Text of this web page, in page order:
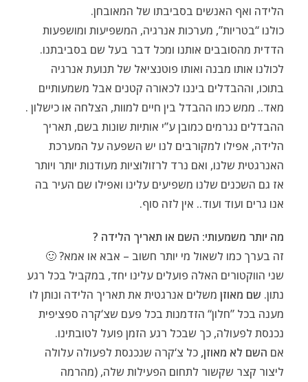
הלידה ואף האנשים בסביבתו של המאובחן.
כולנו “בטריות”, מערכות אנרגיה, המשפיעות ומושפעות
הדדית מהסובבים אותנו ומכל דבר בעל שם בסביבתנו.
לכולנו אותו מבנה ואותו פוטנציאל של תנועת אנרגיה
בתוכו, וההבדלים ביננו לכאורה קטנים אבל משמעותיים
מאד.. ממש כמו ההבדל בין חיים למוות, הצלחה או כישלון .
ההבדלים נגרמים כמובן ע”י אותיות שונות בשם, תאריך
הלידה, אפילו למקורבים לנו יש השפעה על המערכת
האנרגטית שלנו, ואם נרד לרזולוציות מעודנות יותר ויותר
אז גם השכנים שלנו משפיעים עלינו ואפילו שם העיר בה
אנו גרים ועוד ועוד.. אין לזה סוף.
מה יותר משמעותי: השם או תאריך הלידה ?
זה בערך כמו לשאול מי יותר חשוב – אבא או אמא? 🙂
שני הווקטורים האלה פועלים עלינו יחד, במקביל בכל רגע
נתון. שם מאוזן משלים אנרגטית את תאריך הלידה ונותן לו
מענה בכל ”חלון“ הזדמנות בכל פעם שצ‘קרה ספציפית
נכנסת לפעולה, כך שבכל רגע הזמן פועל לטובתינו.
אם השם לא מאוזן, כל צ‘קרה שנכנסת לפעולה עלולה
ליצור קצר שקשור לתחום הפעילות שלה, (מהרמה